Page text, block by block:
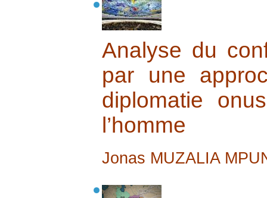
Analyse du
par une
diplomatie
l’homme
Jonas MUZALIA